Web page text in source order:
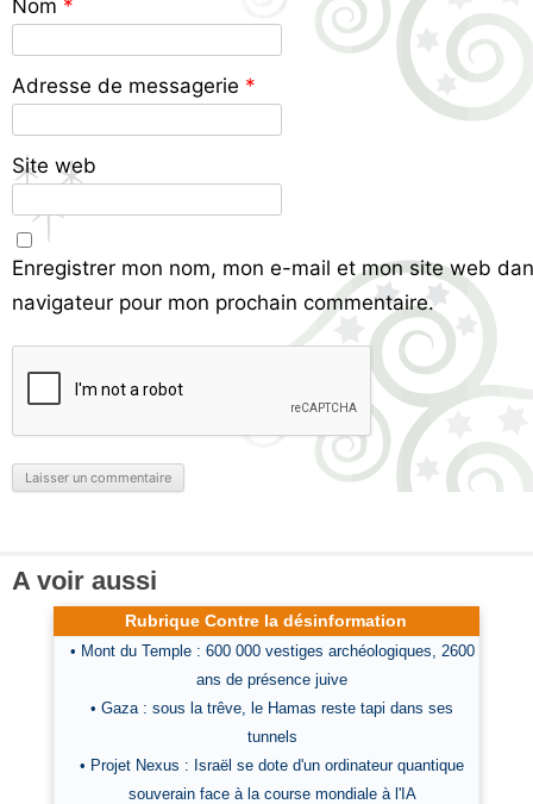
Nom *
Adresse de messagerie *
Site web
Enregistrer mon nom, mon e-mail et mon site web
navigateur pour mon prochain commentaire.
A voir aussi
Rubrique Contre la désinformation
• Mont du Temple : 600 000 vestiges archéologiques, 2600
ans de présence juive
• Gaza : sous la trêve, le Hamas reste tapi dans ses
tunnels
• Projet Nexus : Israël se dote d'un ordinateur quantique
souverain face à la course mondiale à l'IA